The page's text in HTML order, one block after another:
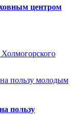
центром
пользу